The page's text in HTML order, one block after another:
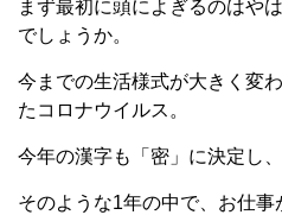
まず最初に頭によぎるのはや
でしょうか。
今までの生活様式が大きく変
たコロナウイルス。
今年の漢字も「密」に決定し
そのような1年の中で、お仕事